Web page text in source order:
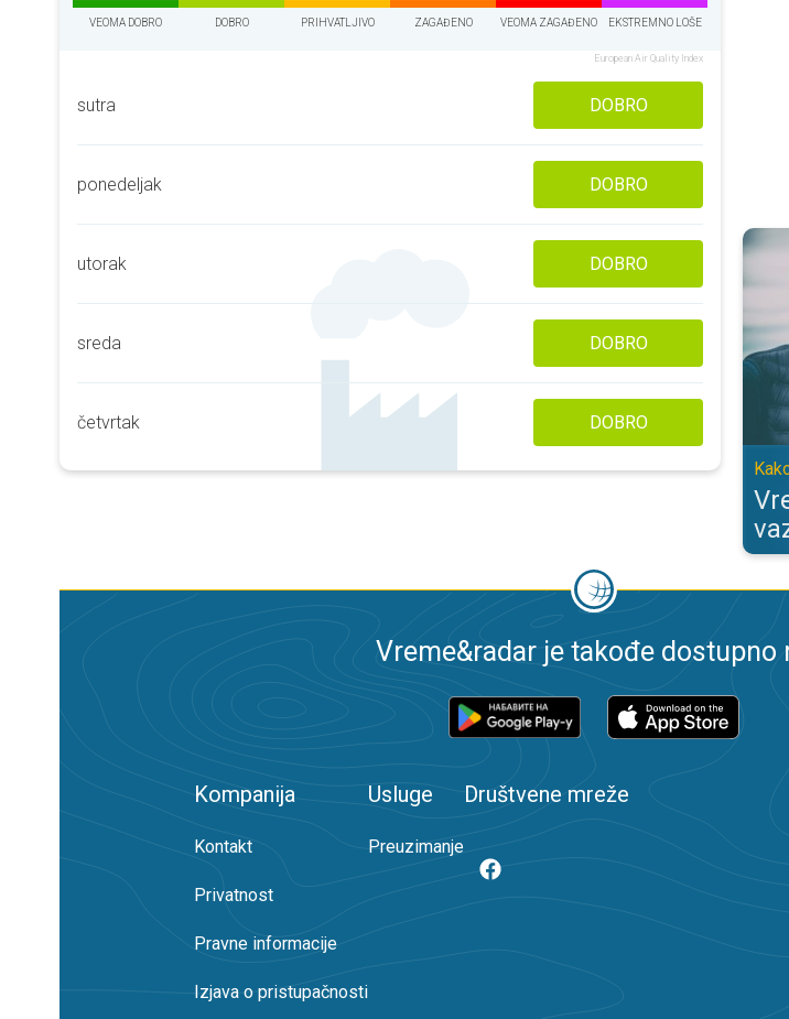
VEOMA DOBRO DOBRO PRIHVATLJIVO ZAGAĐENO VEOMA ZAGAĐENO EKSTREMNO LOŠE
European Air Quality Index
sutra DOBRO
ponedeljak DOBRO
utorak DOBRO
sreda DOBRO
četvrtak DOBRO
Vreme&radar je takođe dostupno
Kompanija
Kontakt
Privatnost
Pravne informacije
Izjava o pristupačnosti
Usluge
Preuzimanje
Društvene mreže